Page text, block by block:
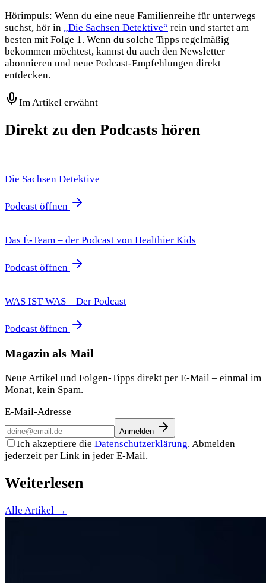
Hörimpuls: Wenn du eine neue Familienreihe für unterwegs
suchst, hör in „Die Sachsen Detektive“ rein und startet am
besten mit Folge 1. Wenn du solche Tipps regelmäßig
bekommen möchtest, kannst du auch den Newsletter
abonnieren und neue Podcast-Empfehlungen direkt
entdecken.
Im Artikel erwähnt
Direkt zu den Podcasts hören
Die Sachsen Detektive
Podcast öffnen
Das É-Team – der Podcast von Healthier Kids
Podcast öffnen
WAS IST WAS – Der Podcast
Podcast öffnen
Magazin als Mail
Neue Artikel und Folgen-Tipps direkt per E-Mail – einmal im
Monat, kein Spam.
E-Mail-Adresse
Anmelden
Ich akzeptiere die Datenschutzerklärung. Abmelden
jederzeit per Link in jeder E-Mail.
Weiterlesen
Alle Artikel →